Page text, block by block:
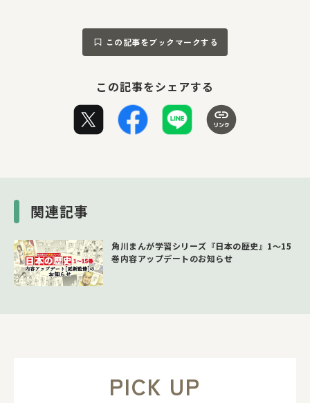
この記事をブックマークする
この記事をシェアする
関連記事
角川まんが学習シリーズ『日本の歴史』1～15
巻内容アップデートのお知らせ
PICK UP